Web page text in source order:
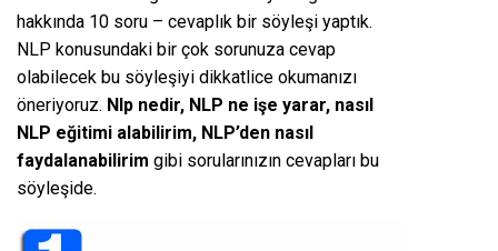
hakkında 10 soru – cevaplık bir söyleşi yaptık.
NLP konusundaki bir çok sorunuza cevap
olabilecek bu söyleşiyi dikkatlice okumanızı
öneriyoruz. Nlp nedir, NLP ne işe yarar, nasıl
NLP eğitimi alabilirim, NLP’den nasıl
faydalanabilirim gibi sorularınızın cevapları bu
söyleşide.